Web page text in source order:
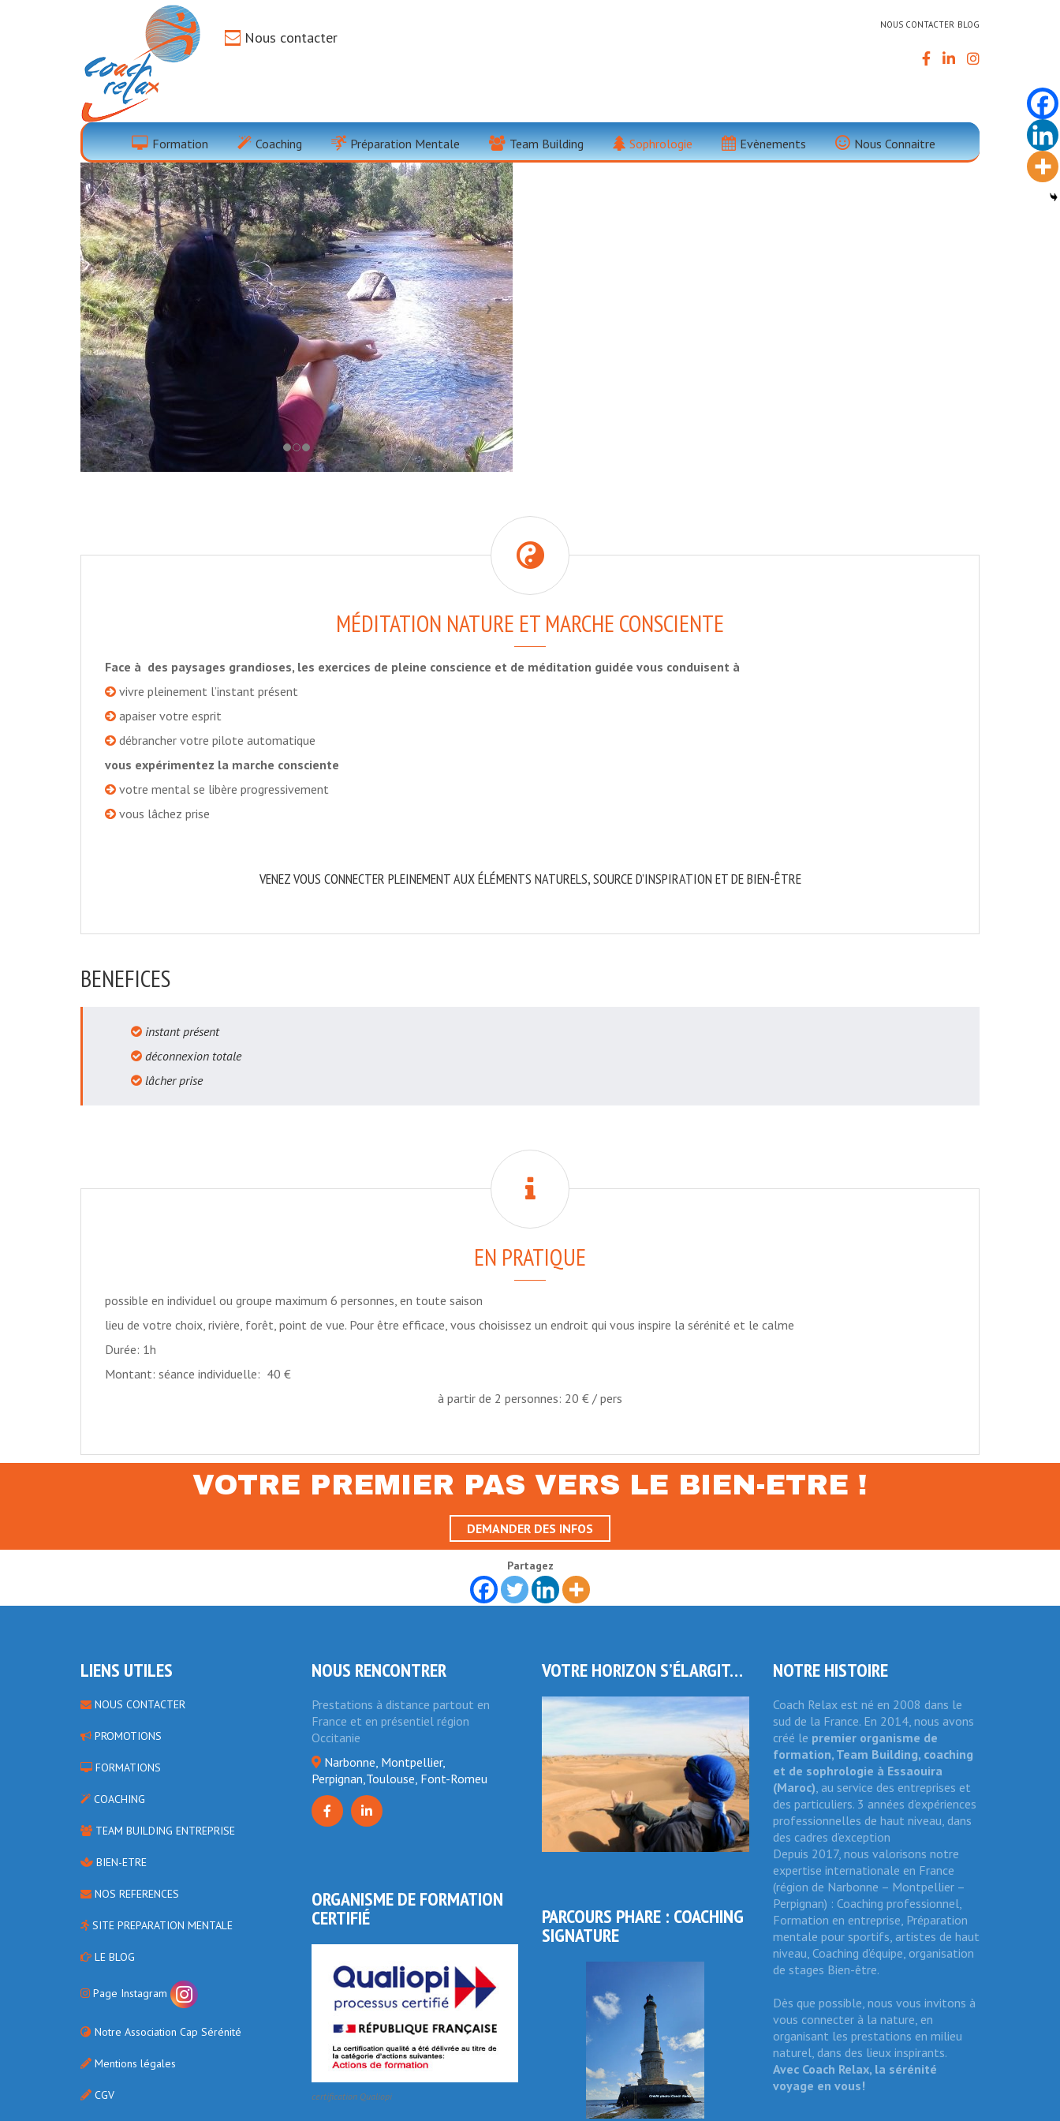
Nous contacter
NOUS CONTACTER BLOG
Formation Coaching Préparation Mentale Team Building Sophrologie Evènements Nous Connaitre
Pleine Conscience Et Méditation Nature Dans
Les Pyrénées
MÉDITATION NATURE ET MARCHE CONSCIENTE
Face à des paysages grandioses, les exercices de pleine conscience et de méditation guidée vous conduisent à
vivre pleinement l’instant présent
apaiser votre esprit
débrancher votre pilote automatique
vous expérimentez la marche consciente
votre mental se libère progressivement
vous lâchez prise
VENEZ VOUS CONNECTER PLEINEMENT AUX ÉLÉMENTS NATURELS, SOURCE D’INSPIRATION ET DE BIEN-ÊTRE
BENEFICES
instant présent
déconnexion totale
lâcher prise
EN PRATIQUE
possible en individuel ou groupe maximum 6 personnes, en toute saison
lieu de votre choix, rivière, forêt, point de vue. Pour être efficace, vous choisissez un endroit qui vous inspire la sérénité et le calme
Durée: 1h
Montant: séance individuelle: 40 €
à partir de 2 personnes: 20 € / pers
VOTRE PREMIER PAS VERS LE BIEN-ETRE !
DEMANDER DES INFOS
Partagez
LIENS UTILES
NOUS CONTACTER
PROMOTIONS
FORMATIONS
COACHING
TEAM BUILDING ENTREPRISE
BIEN-ETRE
NOS REFERENCES
SITE PREPARATION MENTALE
LE BLOG
Page Instagram
Notre Association Cap Sérénité
Mentions légales
CGV
NOUS RENCONTRER
Prestations à distance partout en
France et en présentiel région
Occitanie
Narbonne, Montpellier,
Perpignan,Toulouse, Font-Romeu
ORGANISME DE FORMATION
CERTIFIÉ
certification Qualiopi
VOTRE HORIZON S’ÉLARGIT…
PARCOURS PHARE : COACHING
SIGNATURE
NOTRE HISTOIRE
Coach Relax est né en 2008 dans le
sud de la France. En 2014, nous avons
créé le premier organisme de
formation, Team Building, coaching
et de sophrologie à Essaouira
(Maroc) , au service des entreprises et
des particuliers. 3 années d’expériences
professionnelles de haut niveau, dans
des cadres d’exception
Depuis 2017, nous valorisons notre
expertise internationale en France
(région de Narbonne – Montpellier –
Perpignan) : Coaching professionnel,
Formation en entreprise, Préparation
mentale pour sportifs, artistes de haut
niveau, Coaching d’équipe, organisation
de stages Bien-être.
Dès que possible, nous vous invitons à
vous connecter à la nature, en
organisant les prestations en milieu
naturel, dans des lieux inspirants.
Avec Coach Relax, la sérénité
voyage en vous!